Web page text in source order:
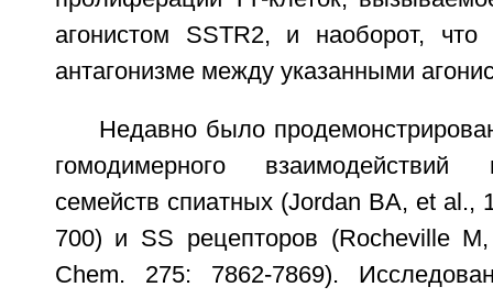
агонистом SSTR2, и наоборот, что
антагонизме между указанными
Недавно было
гомодимерного
семейств спиатных (Jordan BA, et al.,
700) и SS рецепторов (Rocheville
Chem. 275: 7862-7869).